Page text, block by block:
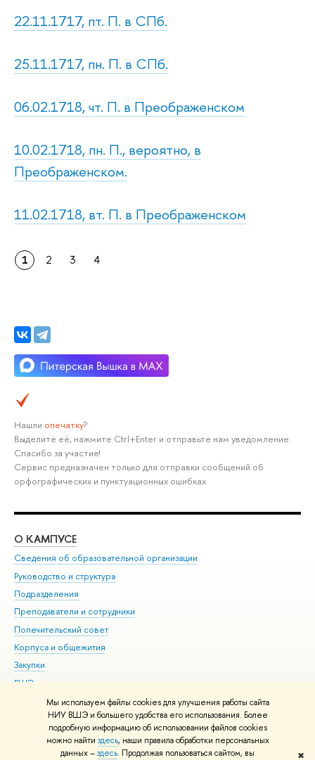
Мы используем файлы cookies для улучшения работы сайта
НИУ ВШЭ и большего удобства его использования. Более
подробную информацию об использовании файлов cookies
можно найти здесь, наши правила обработки персональных
данных –здесь. Продолжая пользоваться сайтом, вы ✖
22.11.1717, пт. П. в СПб.
25.11.1717, пн. П. в СПб.
06.02.1718, чт. П. в Преображенском
10.02.1718, пн. П., вероятно, в
Преображенском.
11.02.1718, вт. П. в Преображенском
1 2 3 4
Нашли опечатку?
Выделите её, нажмите Ctrl+Enter и отправьте нам уведомление.
Спасибо за участие!
Сервис предназначен только для отправки сообщений об
орфографических и пунктуационных ошибках.
О КАМПУСЕ
Сведения об образовательной организации
Руководство и структура
Подразделения
Преподаватели и сотрудники
Попечительский совет
Корпуса и общежития
Закупки
ВШЭ для студентов с ограниченными возможностями
здоровья и инвалидностью
Версия для слабовидящих
Единая платежная страница